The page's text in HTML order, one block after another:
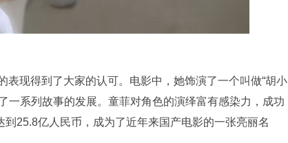
表现得到了大家的认可。电影中，她饰演了一个叫做“胡小
一系列故事的发展。童菲对角色的演绎富有感染力，成功
25.8亿人民币，成为了近年来国产电影的一张亮丽名